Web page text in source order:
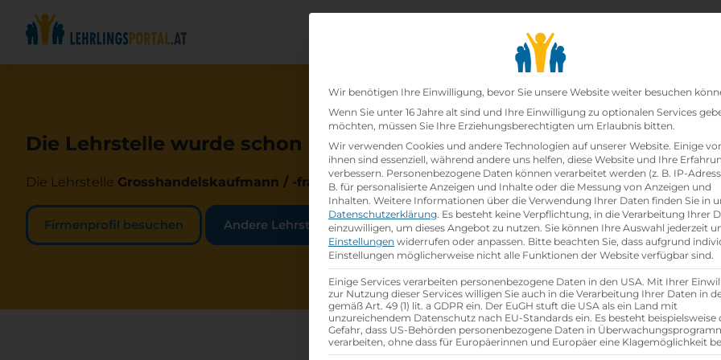
Lehrbetriebesearch
Die Lehrstelle wurde schon besetzt!
Die Lehrstelle Grosshandelskaufmann / -frau (m/w/d)beiViterma Handels GmbHist schonbesetzt.
Firmenprofil besuchen Andere Lehrstelle suchen
Datenschutz-
Wir benötigen Ihre Einwilligung, bevor Sie unsere Website weiter besuchen
Wenn Sie unter 16 Jahre alt sind und Ihre Einwilligung zu optionalen Services
möchten, müssen Sie Ihre Erziehungsberechtigten um Erlaubnis bitten.
Wir verwenden Cookies und andere Technologien auf unserer Website. Einige
ihnen sind essenziell, während andere uns helfen, diese Website und Ihre
verbessern. Personenbezogene Daten können verarbeitet werden (z. B. IP-
B. für personalisierte Anzeigen und Inhalte oder die Messung von Anzeigen und
Inhalten. Weitere Informationen über die Verwendung Ihrer Daten finden Sie in
Datenschutzerklärung. Es besteht keine Verpflichtung, in die Verarbeitung Ihrer
einzuwilligen, um dieses Angebot zu nutzen. Sie können Ihre Auswahl jederzeit
Einstellungen widerrufen oder anpassen. Bitte beachten Sie, dass aufgrund
Einstellungen möglicherweise nicht alle Funktionen der Website verfügbar sind.
Einige Services verarbeiten personenbezogene Daten in den USA. Mit Ihrer
zur Nutzung dieser Services willigen Sie auch in die Verarbeitung Ihrer Daten in
gemäß Art. 49 (1) lit. a GDPR ein. Der EuGH stuft die USA als ein Land mit
unzureichendem Datenschutz nach EU-Standards ein. Es besteht beispielsweise
Gefahr, dass US-Behörden personenbezogene Daten in
verarbeiten, ohne dass für Europäerinnen und Europäer eine Klagemöglichkeit